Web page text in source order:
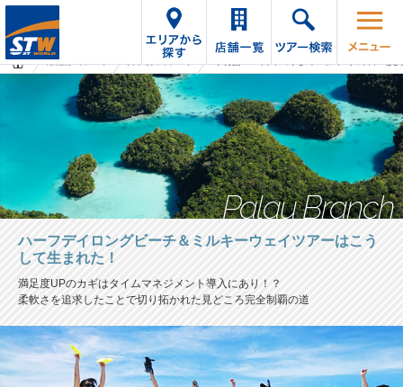
Palau Branch
ハーフデイロングビーチ＆ミルキーウェイツアーはこう
して生まれた！
満足度UPのカギはタイムマネジメント導入にあり！？
柔軟さを追求したことで切り拓かれた見どころ完全制覇の道